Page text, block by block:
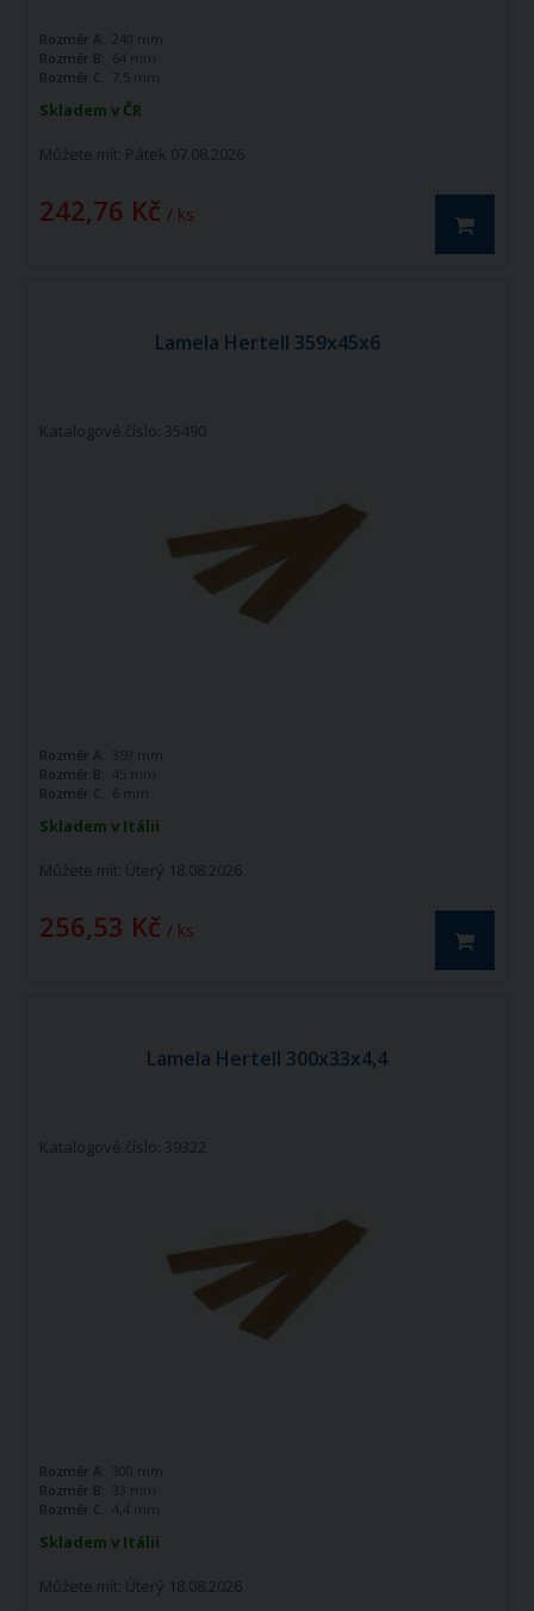
Skladem v ČR
Můžete mít: Pátek 07.08.2026
242,76 Kč / ks
Rozměr A:
240 mm
Rozměr B: 64 mm
Rozměr C:
7,5 mm
Lamela Hertell 359x45x6
Katalogové číslo: 35490
Skladem v Itálii
Můžete mít: Úterý 18.08.2026
256,53 Kč / ks
Rozměr A:
359 mm
Rozměr B:
45 mm
Rozměr C: 6 mm
Lamela Hertell 300x33x4,4
Katalogové číslo: 39322
Skladem v Itálii
Můžete mít: Úterý 18.08.2026
Rozměr A:
300 mm
Rozměr B:
33 mm
Rozměr C:
4,4 mm